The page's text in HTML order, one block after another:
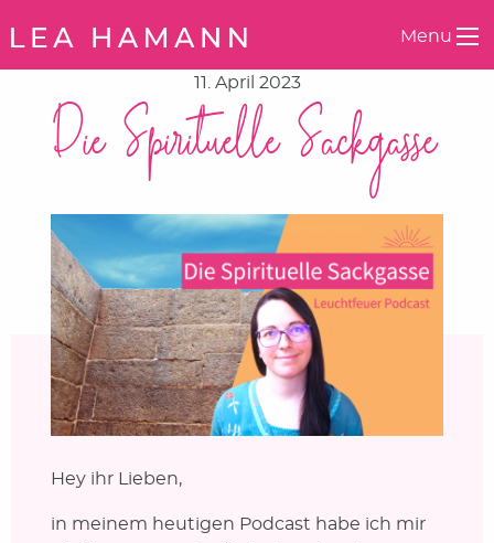
Menu
11. April 2023
Die Spirituelle Sackgasse
Hey ihr Lieben,
in meinem heutigen Podcast habe ich mir